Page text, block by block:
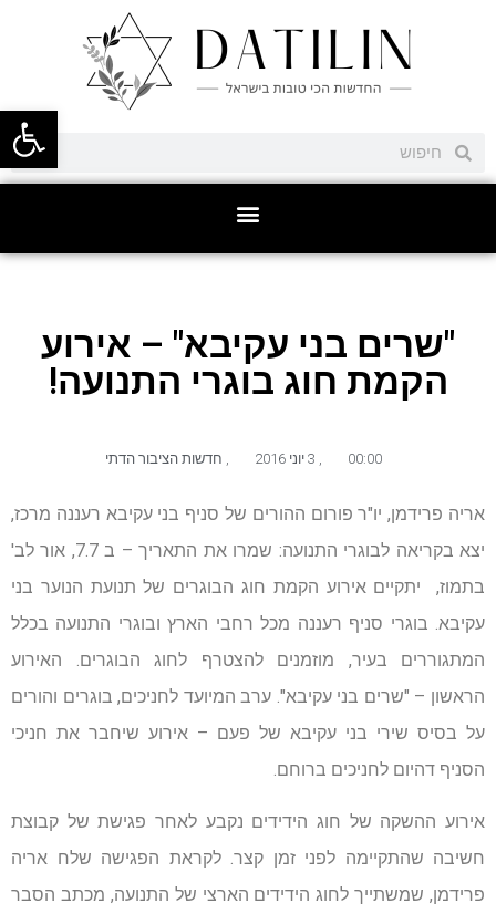
פתח
"שרים בני עקיבא" – אירוע
הקמת חוג בוגרי התנועה!
00:00
,
, חדשות הציבור הדתי
אריה פרידמן, יו"ר פורום ההורים של סניף בני עקיבא רעננה מרכז,
יצא בקריאה לבוגרי התנועה: שמרו את התאריך – ב 7.7, אור לב'
בתמוז, יתקיים אירוע הקמת חוג הבוגרים של תנועת הנוער בני
עקיבא. בוגרי סניף רעננה מכל רחבי הארץ ובוגרי התנועה בכלל
המתגוררים בעיר, מוזמנים להצטרף לחוג הבוגרים. האירוע
הראשון – "שרים בני עקיבא". ערב המיועד לחניכים, בוגרים והורים
על בסיס שירי בני עקיבא של פעם – אירוע שיחבר את חניכי
הסניף דהיום לחניכים ברוחם.
אירוע ההשקה של חוג הידידים נקבע לאחר פגישת של קבוצת
חשיבה שהתקיימה לפני זמן קצר. לקראת הפגישה שלח אריה
פרידמן, שמשתייך לחוג הידידים הארצי של התנועה, מכתב הסבר